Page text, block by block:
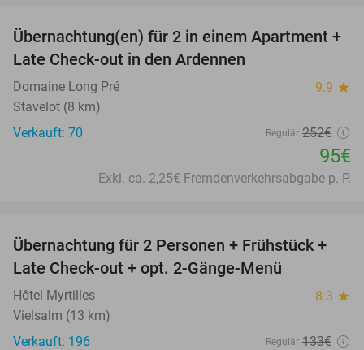
62%
Übernachtung(en) für 2 in einem Apartment +
Late Check-out in den Ardennen
Domaine Long Pré 9.9 star
Stavelot (8 km)
Verkauft: 70
Regulär 252€
95€
Exkl. ca. 2,25€ Fremdenverkehrsabgabe p. P.
41%
Übernachtung für 2 Personen + Frühstück +
Late Check-out + opt. 2-Gänge-Menü
Hôtel Myrtilles 8.3 star
Vielsalm (13 km)
Verkauft: 196
Regulär 133€